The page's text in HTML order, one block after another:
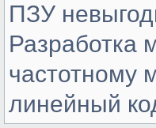
ПЗУ
Разработка
частотному
линейный